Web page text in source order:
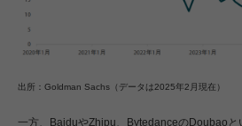
出所：Goldman Sachs（データは2025年2月現在）
一方、BaiduやZhipu、BytedanceのDoubaoと